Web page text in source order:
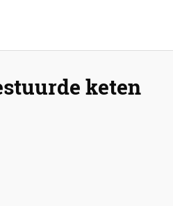
keten